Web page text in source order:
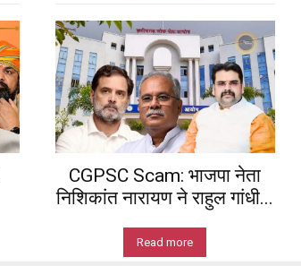
CGPSC Scam: भाजपा नेता
निशिकांत नारायण ने राहुल गांधी...
Read more